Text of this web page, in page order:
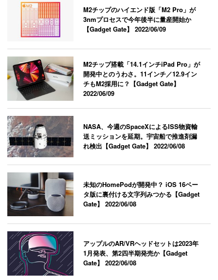
M2チップのハイエンド版「M2 Pro」が
3nmプロセスで今年後半に量産開始か
【Gadget Gate】2022/06/09
M2チップ搭載「14.1インチiPad Pro」が
開発中とのうわさ。11インチ／12.9イン
チもM2採用に？【Gadget Gate】
2022/06/09
NASA、今週のSpaceXによるISS物資輸
送ミッションを延期。宇宙船で推進剤漏
れ検出【Gadget Gate】2022/06/08
未知のHomePodが開発中？ iOS 16ベー
タ版に裏付ける文字列みつかる【Gadget
Gate】2022/06/08
アップルのAR/VRヘッドセットは2023年
1月発表、第2四半期発売か【Gadget
Gate】2022/06/08